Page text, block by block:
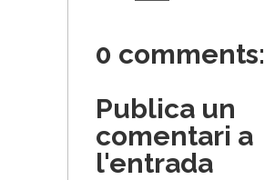
0 comments:
Publica un
comentari a
l'entrada